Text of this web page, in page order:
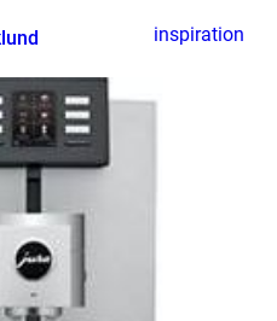
inspiration